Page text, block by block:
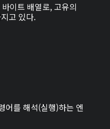
이트 배열로, 고유의
고 있다.
어를 해석(실행)하는 엔